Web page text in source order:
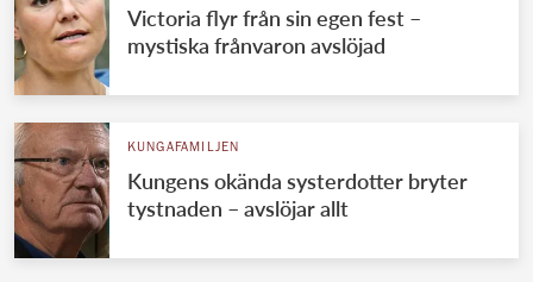
Victoria flyr från sin egen fest –
mystiska frånvaron avslöjad
KUNGAFAMILJEN
Kungens okända systerdotter bryter
tystnaden – avslöjar allt